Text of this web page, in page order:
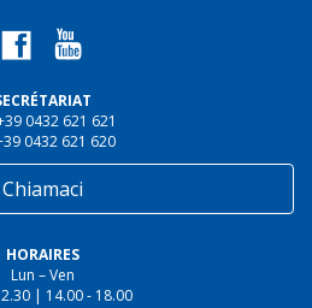
0432 621 621
0432 621 620
Chiamaci
HORAIRES
Lun – Ven
| 14.00 - 18.00